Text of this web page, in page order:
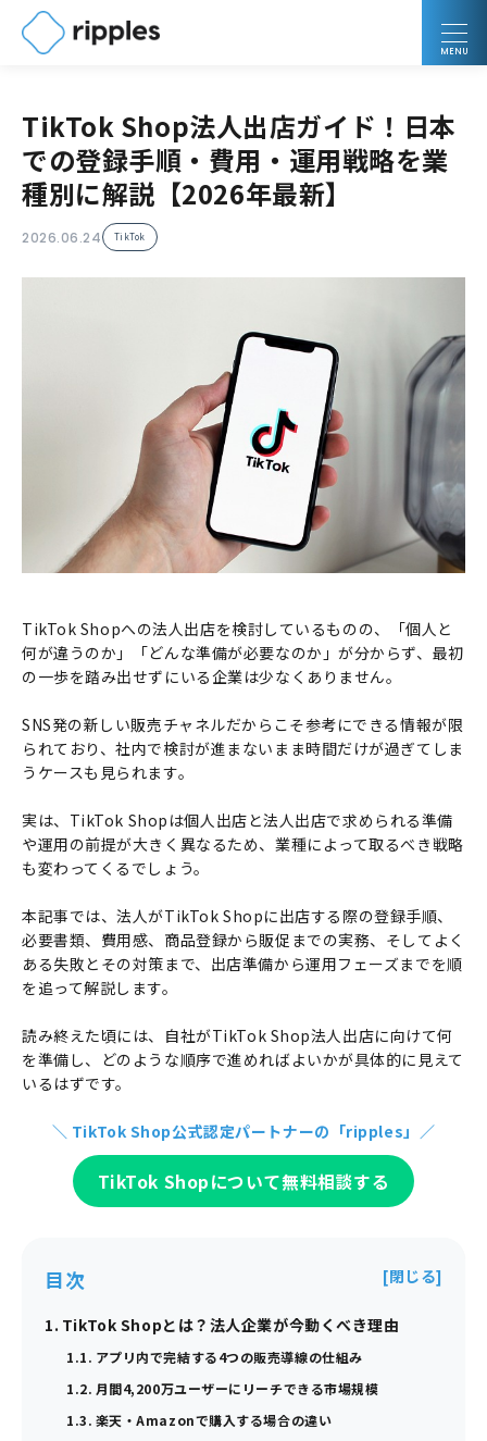
MENU
TikTok Shop法人出店ガイド！日本
での登録手順・費用・運用戦略を業
種別に解説【2026年最新】
2026.06.24 TikTok
TikTok Shopへの法人出店を検討しているものの、「個人と
何が違うのか」「どんな準備が必要なのか」が分からず、最初
の一歩を踏み出せずにいる企業は少なくありません。
SNS発の新しい販売チャネルだからこそ参考にできる情報が限
られており、社内で検討が進まないまま時間だけが過ぎてしま
うケースも見られます。
実は、TikTok Shopは個人出店と法人出店で求められる準備
や運用の前提が大きく異なるため、業種によって取るべき戦略
も変わってくるでしょう。
本記事では、法人がTikTok Shopに出店する際の登録手順、
必要書類、費用感、商品登録から販促までの実務、そしてよく
ある失敗とその対策まで、出店準備から運用フェーズまでを順
を追って解説します。
読み終えた頃には、自社がTikTok Shop法人出店に向けて何
を準備し、どのような順序で進めればよいかが具体的に見えて
いるはずです。
＼ TikTok Shop公式認定パートナーの「ripples」／
TikTok Shopについて無料相談する
目次
TikTok Shopとは？法人企業が今動くべき理由
アプリ内で完結する4つの販売導線の仕組み
月間4,200万ユーザーにリーチできる市場規模
楽天・Amazonで購入する場合の違い